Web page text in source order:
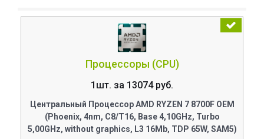
Процессоры (CPU)
1шт. за 13074 руб.
Центральный Процессор AMD RYZEN 7 8700F OEM
(Phoenix, 4nm, C8/T16, Base 4,10GHz, Turbo
5,00GHz, without graphics, L3 16Mb, TDP 65W, SAM5)